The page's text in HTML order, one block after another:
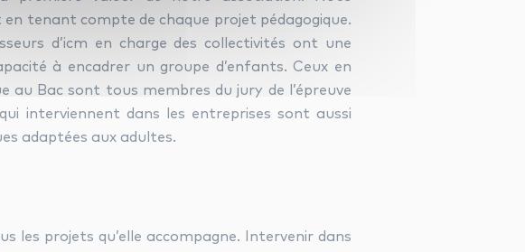
tenant compte de chaque projet pédagogique.
d’icm en charge des collectivités ont une
à encadrer un groupe d’enfants. Ceux en
au Bac sont tous membres du jury de l’épreuve
interviennent dans les entreprises sont aussi
adaptées aux adultes.
les projets qu’elle accompagne. Intervenir dans